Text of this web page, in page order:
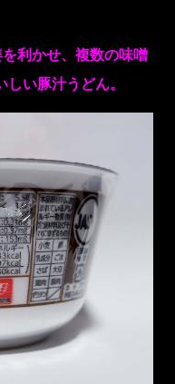
利かせ、複数の味噌
い豚汁うどん。